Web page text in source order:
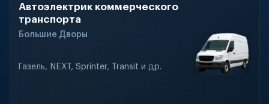
Автоэлектрик коммерческого
транспорта
Большие Дворы
Газель, NEXT, Sprinter, Transit и др.